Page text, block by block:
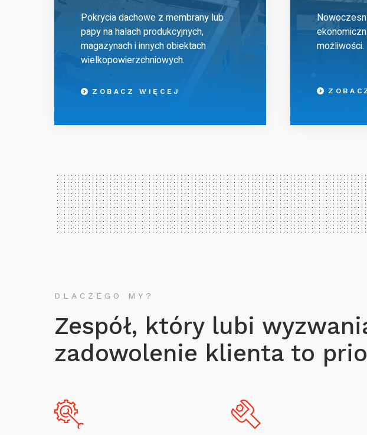
Pokrycia dachowe z membrany lub
papy na halach produkcyjnych,
magazynach i innych obiektach
wielkopowierzchniowych.
ZOBACZ WIĘCEJ
możliwości.
DLACZEGO MY?
Zespół, który lubi
zadowolenie klienta to